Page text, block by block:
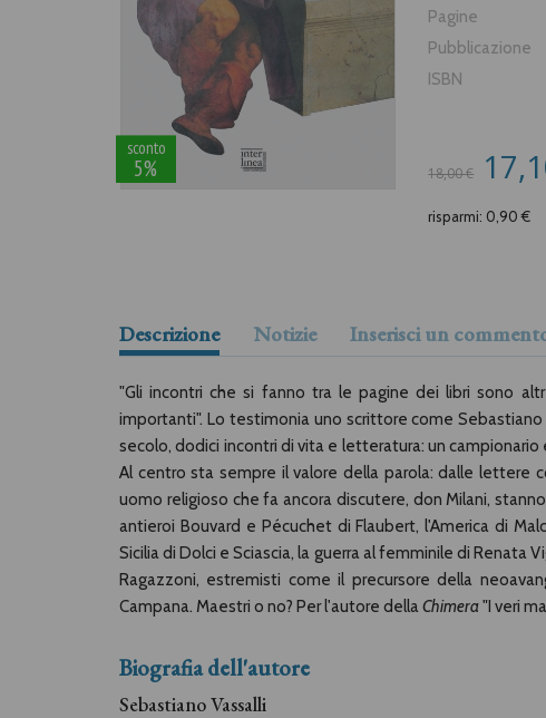
sconto
5%
Pagine
Pubblicazione
ISBN
18,00 €
risparmi: 0,90 €
Descrizione Notizie Inserisci un
"Gli incontri che si fanno tra le pagine dei libri sono
importanti". Lo testimonia uno scrittore come
secolo, dodici incontri di vita e letteratura: un
Al centro sta sempre il valore della parola: dalle lettere
uomo religioso che fa ancora discutere, don Milani,
antieroi Bouvard e Pécuchet di Flaubert, l'America di
Sicilia di Dolci e Sciascia, la guerra al femminile di Renata
Ragazzoni, estremisti come il precursore della
Campana. Maestri o no? Per l'autore dellaChimera"I veri
Biografia dell'autore
Sebastiano Vassalli